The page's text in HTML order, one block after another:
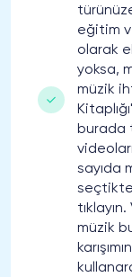
eğitim
olarak
yoksa,
müzik
burada
sayıda
müzik